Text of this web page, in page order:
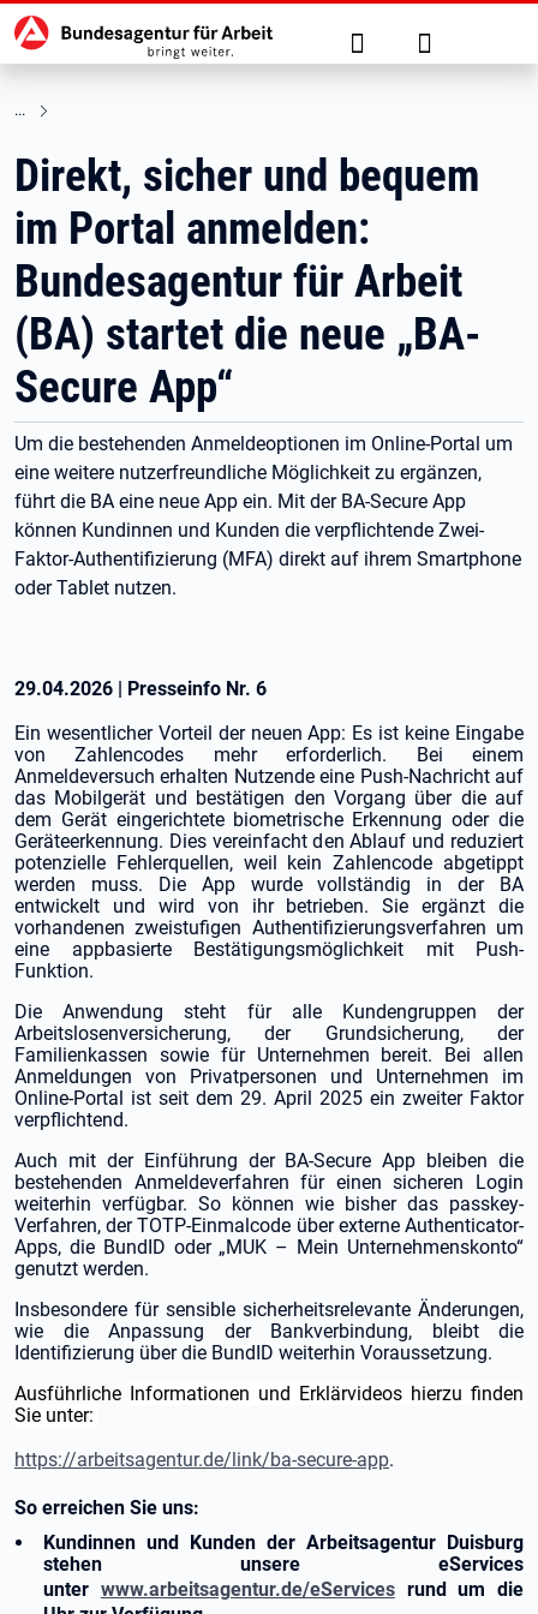
zu den Hauptinhalten springen
Hauptnavigation Suche Anmelden
Direkt, sicher und bequem
im Portal anmelden:
Bundesagentur für Arbeit
(BA) startet die neue „BA-
Secure App“
Um die bestehenden Anmeldeoptionen im Online-Portal um
eine weitere nutzerfreundliche Möglichkeit zu ergänzen,
führt die BA eine neue App ein. Mit der BA-Secure App
können Kundinnen und Kunden die verpflichtende Zwei-
Faktor-Authentifizierung (MFA) direkt auf ihrem Smartphone
oder Tablet nutzen.
29.04.2026 | Presseinfo Nr. 6
Ein wesentlicher Vorteil der neuen App: Es ist keine Eingabe
von Zahlencodes mehr erforderlich. Bei einem
Anmeldeversuch erhalten Nutzende eine Push-Nachricht auf
das Mobilgerät und bestätigen den Vorgang über die auf
dem Gerät eingerichtete biometrische Erkennung oder die
Geräteerkennung. Dies vereinfacht den Ablauf und reduziert
potenzielle Fehlerquellen, weil kein Zahlencode abgetippt
werden muss. Die App wurde vollständig in der BA
entwickelt und wird von ihr betrieben. Sie ergänzt die
vorhandenen zweistufigen Authentifizierungsverfahren um
eine appbasierte Bestätigungsmöglichkeit mit Push-
Funktion.
Die Anwendung steht für alle Kundengruppen der
Arbeitslosenversicherung, der Grundsicherung, der
Familienkassen sowie für Unternehmen bereit. Bei allen
Anmeldungen von Privatpersonen und Unternehmen im
Online-Portal ist seit dem 29. April 2025 ein zweiter Faktor
verpflichtend.
Auch mit der Einführung der BA-Secure App bleiben die
bestehenden Anmeldeverfahren für einen sicheren Login
weiterhin verfügbar. So können wie bisher das passkey-
Verfahren, der TOTP-Einmalcode über externe Authenticator-
Apps, die BundID oder „MUK – Mein Unternehmenskonto“
genutzt werden.
Insbesondere für sensible sicherheitsrelevante Änderungen,
wie die Anpassung der Bankverbindung, bleibt die
Identifizierung über die BundID weiterhin Voraussetzung.
Ausführliche Informationen und Erklärvideos hierzu finden
Sie unter:
https://arbeitsagentur.de/link/ba-secure-app.
So erreichen Sie uns:
Kundinnen und Kunden der Arbeitsagentur Duisburg
stehen unsere eServices
unter www.arbeitsagentur.de/eServices rund um die